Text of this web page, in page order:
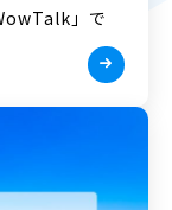
」で